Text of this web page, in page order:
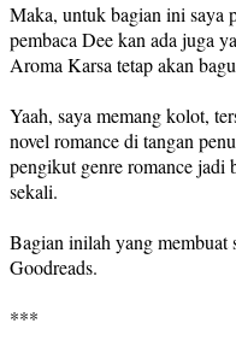
Maka, untuk bagian ini saya
pembaca Dee kan ada juga
Aroma Karsa tetap akan
Yaah, saya memang kolot,
novel romance di tangan
pengikut genre romance jadi
sekali.
Bagian inilah yang membuat
Goodreads.
***